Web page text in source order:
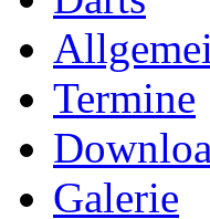
Termine
Galerie